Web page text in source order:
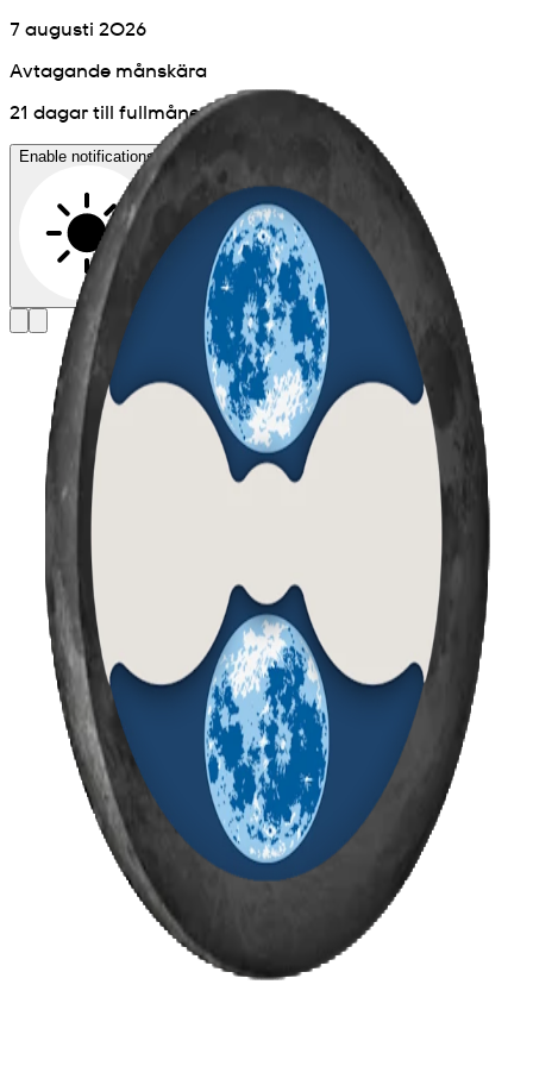
7 augusti 2026
Avtagande månskära
21 dagar till fullmåne
Enable notifications